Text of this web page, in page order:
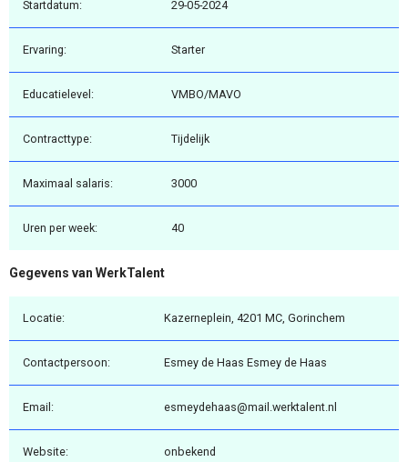
Startdatum: 29-05-2024
Ervaring: Starter
Educatielevel: VMBO/MAVO
Contracttype: Tijdelijk
Maximaal salaris: 3000
Uren per week: 40
Gegevens van WerkTalent
Locatie: Kazerneplein, 4201 MC, Gorinchem
Contactpersoon: Esmey de Haas Esmey de Haas
Email: esmeydehaas@mail.werktalent.nl
Website: onbekend